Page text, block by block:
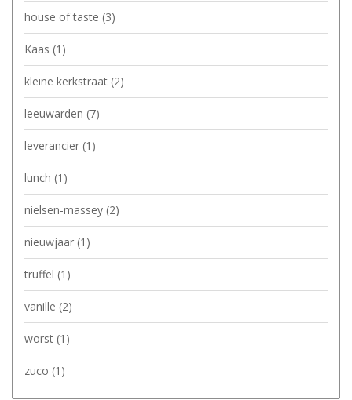
house of taste (3)
Kaas (1)
kleine kerkstraat (2)
leeuwarden (7)
leverancier (1)
lunch (1)
nielsen-massey (2)
nieuwjaar (1)
truffel (1)
vanille (2)
worst (1)
zuco (1)